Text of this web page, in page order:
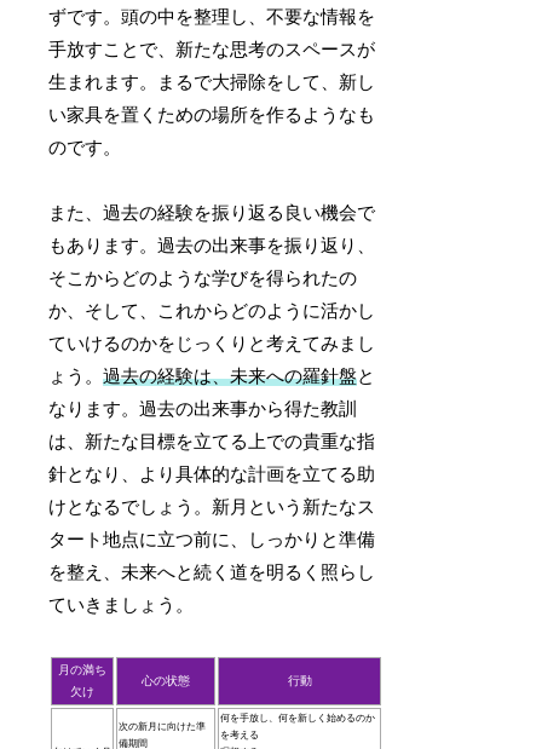
ずです。頭の中を整理し、不要な情報を
手放すことで、新たな思考のスペースが
生まれます。まるで大掃除をして、新し
い家具を置くための場所を作るようなも
のです。
また、過去の経験を振り返る良い機会で
もあります。過去の出来事を振り返り、
そこからどのような学びを得られたの
か、そして、これからどのように活かし
ていけるのかをじっくりと考えてみまし
ょう。過去の経験は、未来への羅針盤と
なります。過去の出来事から得た教訓
は、新たな目標を立てる上での貴重な指
針となり、より具体的な計画を立てる助
けとなるでしょう。新月という新たなス
タート地点に立つ前に、しっかりと準備
を整え、未来へと続く道を明るく照らし
ていきましょう。
月の満ち
欠け
心の状態 行動
次の新月に向けた準
備期間
何を手放し、何を新しく始めるのか
を考える